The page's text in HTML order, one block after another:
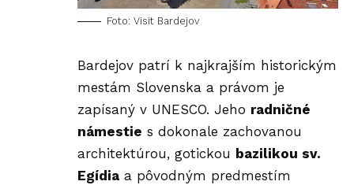
Foto: Visit Bardejov
Bardejov patrí k najkrajším historickým
mestám Slovenska a právom je
zapísaný v UNESCO. Jeho radničné
námestie s dokonale zachovanou
architektúrou, gotickou bazilikou sv.
Egídia a pôvodným predmestím